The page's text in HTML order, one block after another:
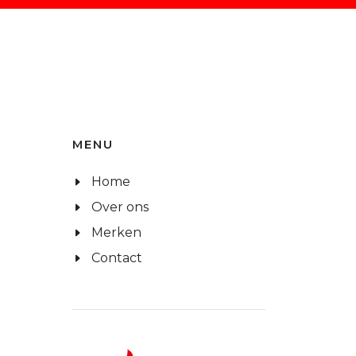
MENU
Home
Over ons
Merken
Contact